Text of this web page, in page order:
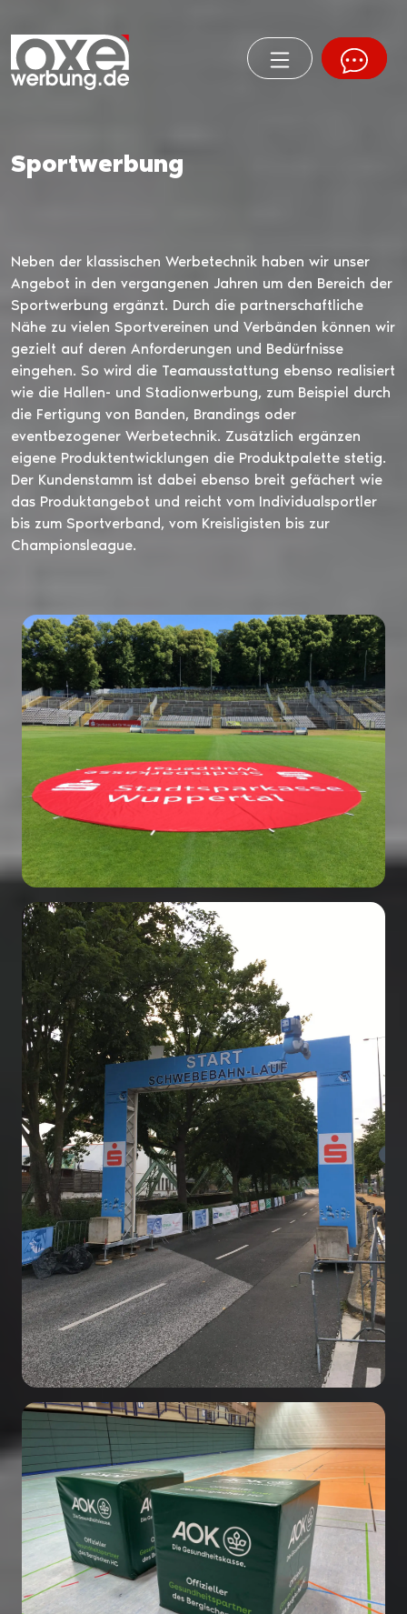
Sportwerbung
Neben der klassischen Werbetechnik haben wir unser
Angebot in den vergangenen Jahren um den Bereich der
Sportwerbung ergänzt. Durch die partnerschaftliche
Nähe zu vielen Sportvereinen und Verbänden können wir
gezielt auf deren Anforderungen und Bedürfnisse
eingehen. So wird die Teamausstattung ebenso realisiert
wie die Hallen- und Stadionwerbung, zum Beispiel durch
die Fertigung von Banden, Brandings oder
eventbezogener Werbetechnik. Zusätzlich ergänzen
eigene Produktentwicklungen die Produktpalette stetig.
Der Kundenstamm ist dabei ebenso breit gefächert wie
das Produktangebot und reicht vom Individualsportler
bis zum Sportverband, vom Kreisligisten bis zur
Championsleague.